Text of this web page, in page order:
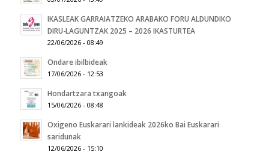
IKASLEAK GARRAIATZEKO ARABAKO FORU ALDUNDIKO
DIRU-LAGUNTZAK 2025 – 2026 IKASTURTEA
22/06/2026 - 08:49
Ondare ibilbideak
17/06/2026 - 12:53
Hondartzara txangoak
15/06/2026 - 08:48
Oxigeno Euskarari lankideak 2026ko Bai Euskarari
saridunak
12/06/2026 - 15:10